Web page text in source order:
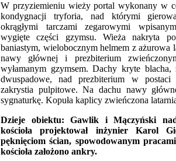
W przyziemieniu wieży portal wykonany w
kondygnacji tryforia, nad którymi
okrągłymi tarczami zegarowymi
wygięte części gzymsu. Wieża nakryta
baniastym, wielobocznym helmem z ażurowa
nawy głównej i prezbiterium
wyłamanym gzymsem. Dachy kryte blacha,
dwuspadowe, nad prezbiterium w postaci
zakrystia pulpitowe. Na dachu nawy
sygnaturkę. Kopuła kaplicy zwieńczona
Dzieje obiektu: Gawlik i Mączyński
kościoła projektował inżynier Karol
pęknięciom ścian, spowodowanym
kościoła założono ankry.